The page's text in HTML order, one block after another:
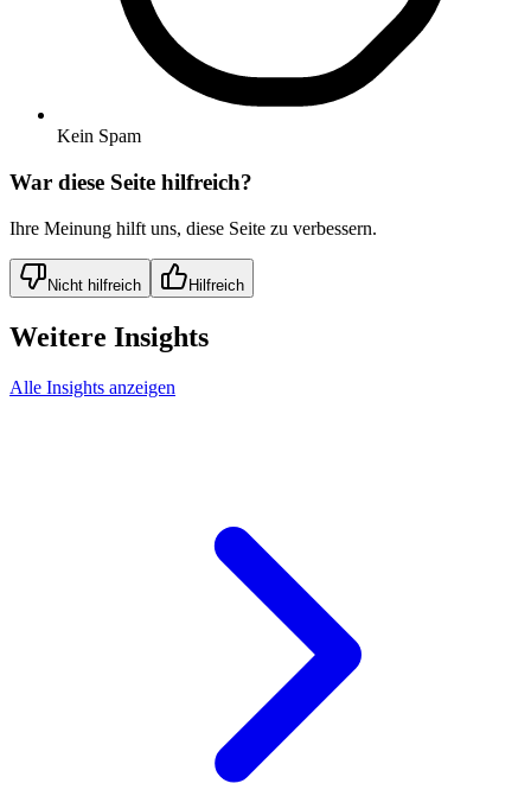
Kein Spam
War diese Seite hilfreich?
Ihre Meinung hilft uns, diese Seite zu verbessern.
Nicht hilfreich Hilfreich
Weitere Insights
Alle Insights anzeigen